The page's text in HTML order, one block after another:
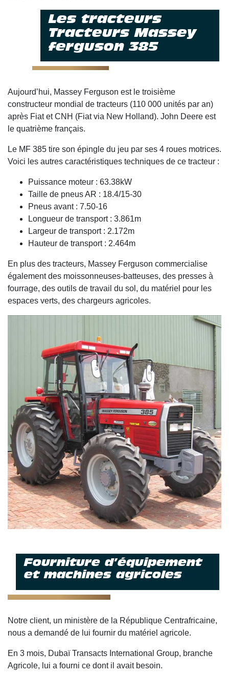
Les tracteurs
Tracteurs Massey
ferguson 385
Aujourd’hui, Massey Ferguson est le troisième
constructeur mondial de tracteurs (110 000 unités par an)
après Fiat et CNH (Fiat via New Holland). John Deere est
le quatrième français.
Le MF 385 tire son épingle du jeu par ses 4 roues motrices.
Voici les autres caractéristiques techniques de ce tracteur :
Puissance moteur : 63.38kW
Taille de pneus AR : 18.4/15-30
Pneus avant : 7.50-16
Longueur de transport : 3.861m
Largeur de transport : 2.172m
Hauteur de transport : 2.464m
En plus des tracteurs, Massey Ferguson commercialise
également des moissonneuses-batteuses, des presses à
fourrage, des outils de travail du sol, du matériel pour les
espaces verts, des chargeurs agricoles.
Fourniture d’équipement
et machines agricoles
Notre client, un ministère de la République Centrafricaine,
nous a demandé de lui fournir du matériel agricole.
En 3 mois, Dubaï Transacts International Group, branche
Agricole, lui a fourni ce dont il avait besoin.